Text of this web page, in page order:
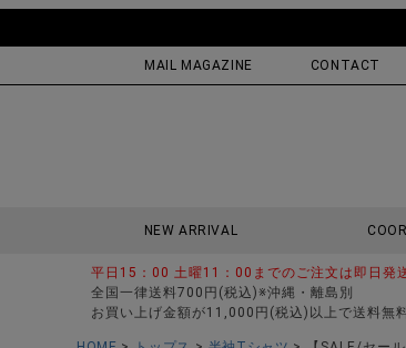
MAIL MAGAZINE CONTACT
NEW ARRIVAL
平日15：00 土曜11：00までのご注文は即日発
全国一律送料700円(税込)※沖縄・離島別
お買い上げ金額が11,000円(税込)以上で送料無